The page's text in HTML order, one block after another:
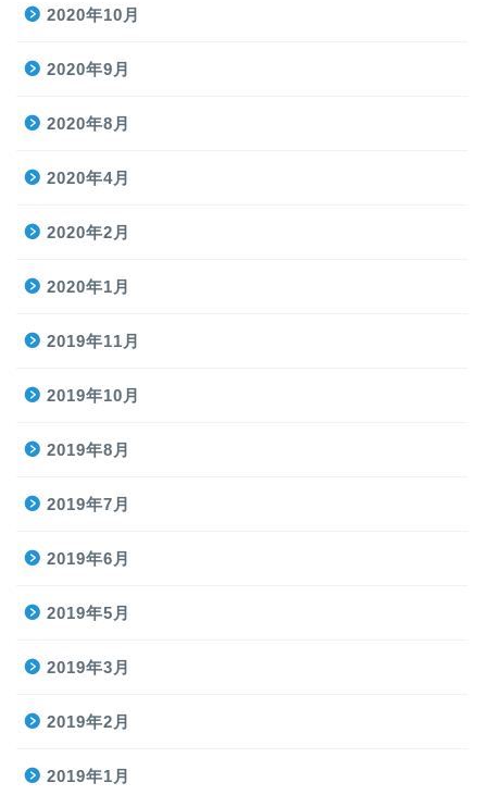
2020年10月
2020年9月
2020年8月
2020年4月
2020年2月
2020年1月
2019年11月
2019年10月
2019年8月
2019年7月
2019年6月
2019年5月
2019年3月
2019年2月
2019年1月